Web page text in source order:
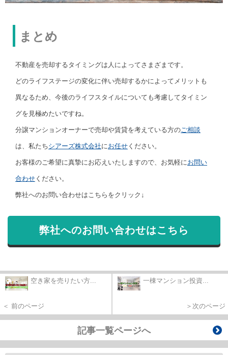
まとめ
不動産を売却するタイミングは人によってさまざまです。
どのライフステージの変化に伴い売却するかによってメリットも
異なるため、今後のライフスタイルについても考慮してタイミン
グを見極めたいですね。
分譲マンションオーナーで売却や賃貸を考えている方のご相談
は、私たちシアーズ株式会社にお任せ ください。
お客様のご希望に真摯にお応えいたしますので、お気軽にお問い
合わせ ください。
弊社へのお問い合わせはこちらをクリック↓
弊社へのお問い合わせはこちら
空き家を売りたい方...
＜ 前のページ
一棟マンション投資...
＞次のページ
記事一覧ページへ